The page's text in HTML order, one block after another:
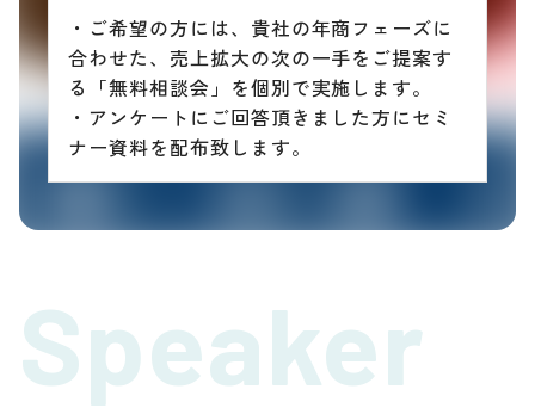
・ご希望の方には、貴社の年商フェーズに
合わせた、売上拡大の次の一手をご提案す
る「無料相談会」を個別で実施します。
・アンケートにご回答頂きました方にセミ
ナー資料を配布致します。
Speaker